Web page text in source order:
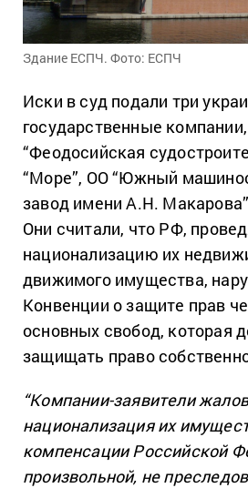
Здание ЕСПЧ. Фото: ЕСПЧ
Иски в суд подали три
государственные
“Феодосийская
“Море”, ОО “Южный
завод имени А.Н.
Они считали, что РФ,
национализацию их
движимого имущества,
Конвенции о защите прав
основных свобод, которая
защищать право
“Компании-заявители
национализация их
компенсации Российской
произвольной, не